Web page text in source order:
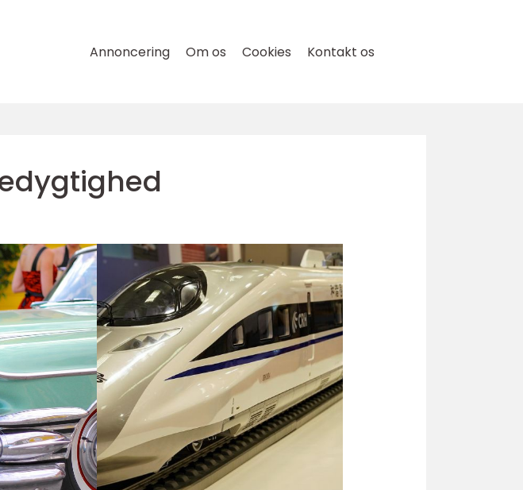
Annoncering Om os Cookies Kontakt os